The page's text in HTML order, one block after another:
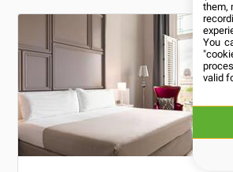
them,
You
valid